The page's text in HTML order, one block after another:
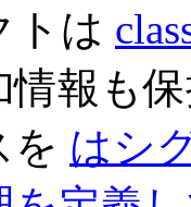
トは
情報も
を はシ